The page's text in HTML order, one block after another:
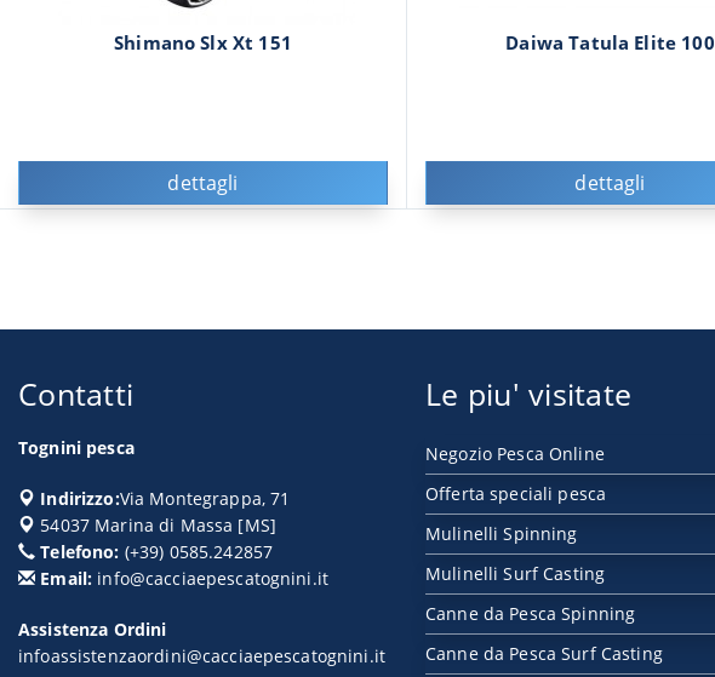
Shimano Slx Xt 151
dettagli
Daiwa Tatula Elite 100
dettagli
Contatti
Tognini pesca
Indirizzo:Via Montegrappa, 71
54037 Marina di Massa [MS]
Telefono: (+39) 0585.242857
Email: info@cacciaepescatognini.it
Assistenza Ordini
infoassistenzaordini@cacciaepescatognini.it
Le piu' visitate
Negozio Pesca Online
Offerta speciali pesca
Mulinelli Spinning
Mulinelli Surf Casting
Canne da Pesca Spinning
Canne da Pesca Surf Casting